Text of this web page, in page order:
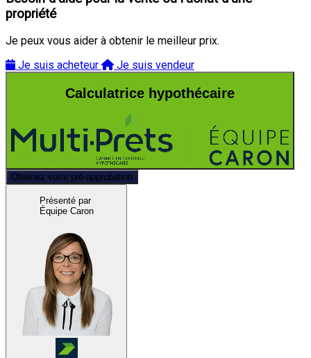
propriété
Je peux vous aider à obtenir le meilleur prix.
Je suis acheteur
Je suis vendeur
Calculatrice hypothécaire
Obtenez votre pré-approbation
Présenté par
Équipe Caron